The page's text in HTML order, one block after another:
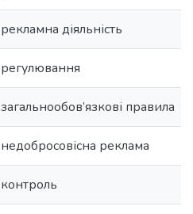
рекламна діяльність
регулювання
загальнообов’язкові правила
недобросовісна реклама
контроль